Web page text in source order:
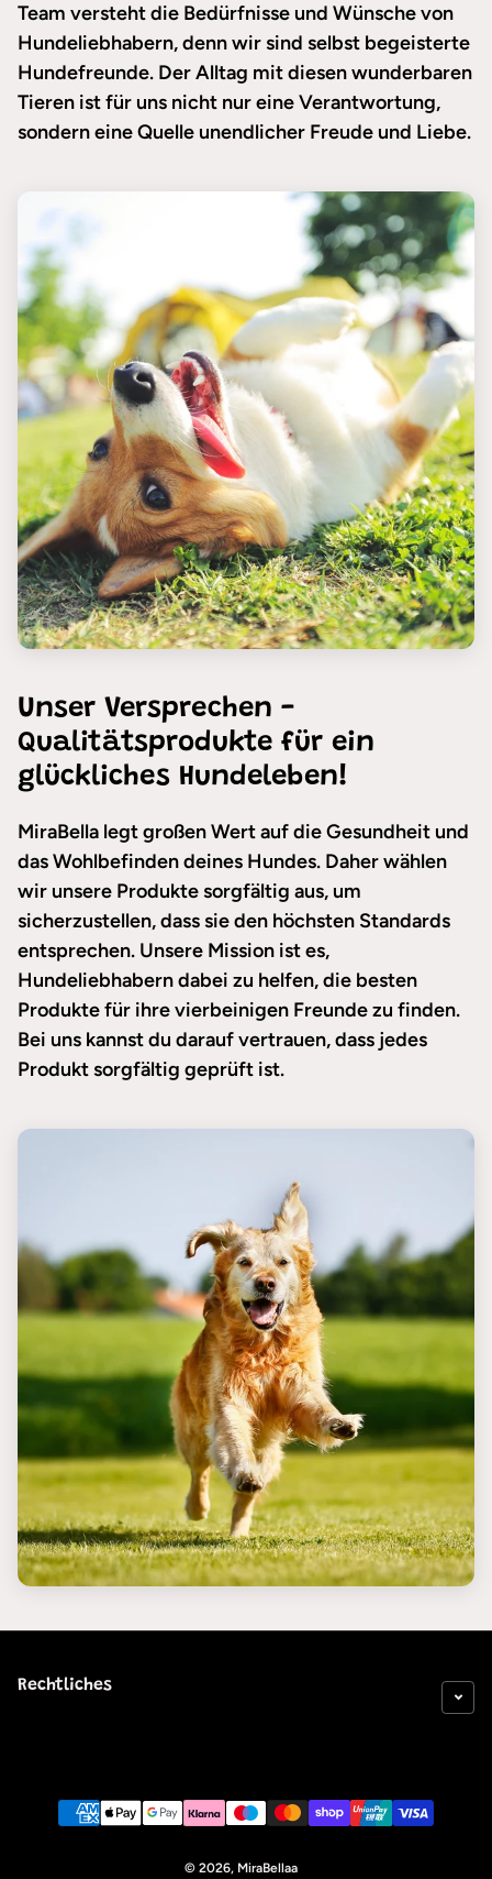
Team versteht die Bedürfnisse und Wünsche von
Hundeliebhabern, denn wir sind selbst begeisterte
Hundefreunde. Der Alltag mit diesen wunderbaren
Tieren ist für uns nicht nur eine Verantwortung,
sondern eine Quelle unendlicher Freude und Liebe.
Unser Versprechen -
Qualitätsprodukte für ein
glückliches Hundeleben!
MiraBella legt großen Wert auf die Gesundheit und
das Wohlbefinden deines Hundes. Daher wählen
wir unsere Produkte sorgfältig aus, um
sicherzustellen, dass sie den höchsten Standards
entsprechen. Unsere Mission ist es,
Hundeliebhabern dabei zu helfen, die besten
Produkte für ihre vierbeinigen Freunde zu finden.
Bei uns kannst du darauf vertrauen, dass jedes
Produkt sorgfältig geprüft ist.
Rechtliches
Zahlungsarten
© 2026, MiraBellaa